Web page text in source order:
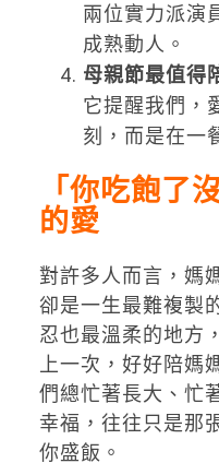
兩位實力派演
成熟動人。
母親節最值得
它提醒我們，
刻，而是在一
「你吃飽了
的愛
對許多人而言，媽
卻是一生最難複製
忍也最溫柔的地方
上一次，好好陪媽
們總忙著長大、忙
幸福，往往只是那
你盛飯。